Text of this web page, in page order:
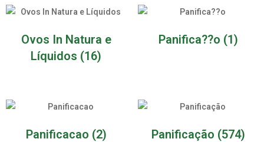
Ovos In Natura e
Líquidos (16)
Panifica??o (1)
Panificacao (2) Panificação (574)